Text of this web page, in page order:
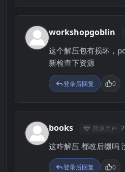
W workshopgoblin
这个解压包有损坏，
新检查下资源
登录后回复 0
B books 普通用户
这咋解压 都改后缀吗
登录后回复 0